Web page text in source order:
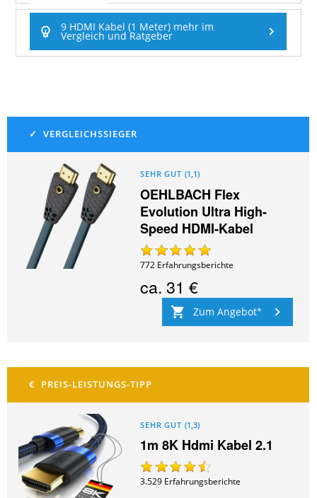
9 HDMI Kabel (1 Meter) mehr im
Vergleich und Ratgeber
SEHR GUT (1,1)
OEHLBACH Flex
Evolution Ultra High-
Speed HDMI-Kabel
772 Erfahrungsberichte
ca.31 €
Zum Angebot
SEHR GUT (1,3)
1m 8K Hdmi Kabel 2.1
3.529 Erfahrungsberichte